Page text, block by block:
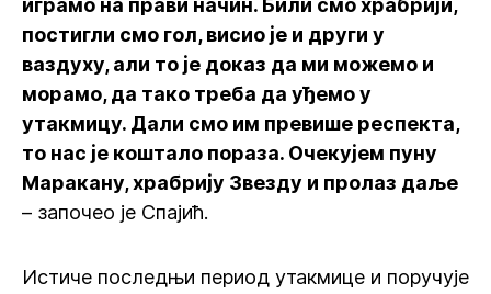
играмо на прави начин. Били смо храбрији,
постигли смо гол, висио је и други у
ваздуху, али то је доказ да ми можемо и
морамо, да тако треба да уђемо у
утакмицу. Дали смо им превише респекта,
то нас је коштало пораза. Очекујем пуну
Маракану, храбрију Звезду и пролаз даље
– започео је Спајић.
Истиче последњи период утакмице и поручује